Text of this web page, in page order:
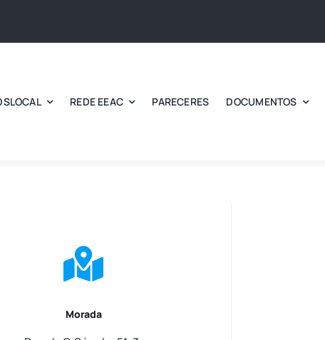
REDE EEAC PARECERES DOCUMENTOS
Morada